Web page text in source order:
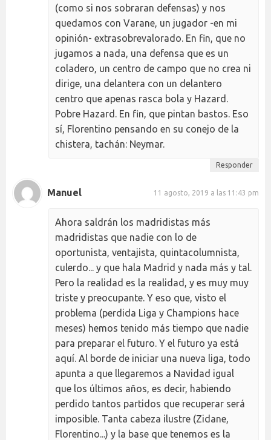
(como si nos sobraran defensas) y nos
quedamos con Varane, un jugador -en mi
opinión- extrasobrevalorado. En fin, que no
jugamos a nada, una defensa que es un
coladero, un centro de campo que no crea ni
dirige, una delantera con un delantero
centro que apenas rasca bola y Hazard.
Pobre Hazard. En fin, que pintan bastos. Eso
sí, Florentino pensando en su conejo de la
chistera, tachán: Neymar.
Responder
Manuel 11 agosto, 2019 a las 11:43 pm
Ahora saldrán los madridistas más
madridistas que nadie con lo de
oportunista, ventajista, quintacolumnista,
culerdo... y que hala Madrid y nada más y tal.
Pero la realidad es la realidad, y es muy muy
triste y preocupante. Y eso que, visto el
problema (perdida Liga y Champions hace
meses) hemos tenido más tiempo que nadie
para preparar el futuro. Y el futuro ya está
aquí. Al borde de iniciar una nueva liga, todo
apunta a que llegaremos a Navidad igual
que los últimos años, es decir, habiendo
perdido tantos partidos que recuperar será
imposible. Tanta cabeza ilustre (Zidane,
Florentino...) y la base que tenemos es la